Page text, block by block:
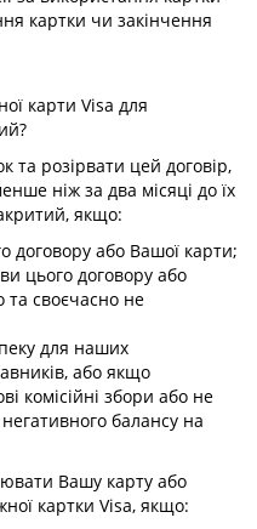
картки чи закінчення
карти Visa для
розірвати цей договір,
ніж за два місяці до їх
якщо:
договору або Вашої карти;
цього договору або
та своєчасно не
для наших
або якщо
комісійні збори або не
балансу на
Вашу карту або
картки Visa, якщо: